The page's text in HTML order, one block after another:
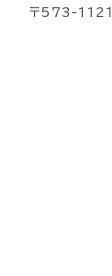
〒573-1121